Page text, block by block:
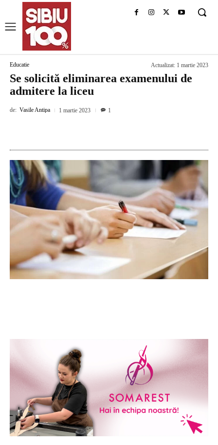
Educatie Actualizat: 1 martie 2023
Se solicită eliminarea examenului de
admitere la liceu
de: Vasile Antipa 1 martie 2023 1